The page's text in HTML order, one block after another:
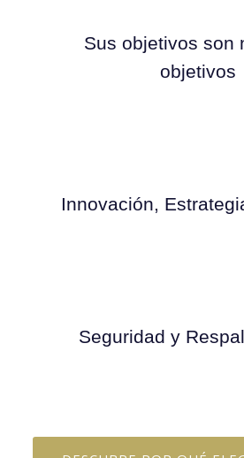
Sus objetivos son
objetivos
Innovación,
Seguridad y